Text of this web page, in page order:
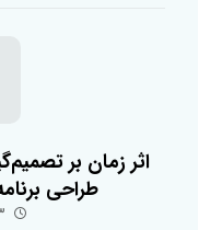
طراحی